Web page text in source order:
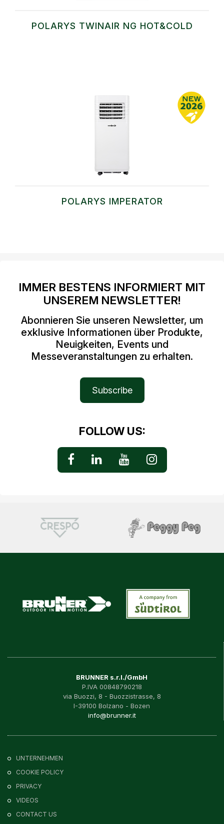
POLARYS TWINAIR NG HOT&COLD
POLARYS IMPERATOR
IMMER BESTENS INFORMIERT MIT
UNSEREM NEWSLETTER!
Abonnieren Sie unseren Newsletter, um
exklusive Informationen über Produkte,
Neuigkeiten, Events und
Messeveranstaltungen zu erhalten.
Subscribe
FOLLOW US:
BRUNNER s.r.l./GmbH
P.IVA 00848790218
via Buozzi, 8 - Buozzistrasse, 8
I-39100 Bolzano - Bozen
info@brunner.it
UNTERNEHMEN
COOKIE POLICY
PRIVACY
VIDEOS
CONTACT US